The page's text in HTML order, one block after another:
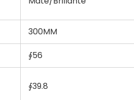
300MM
∮56
∮39.8